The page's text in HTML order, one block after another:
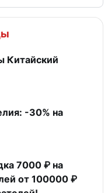
Китайский
-30% на
7000 ₽ на
от 100000 ₽